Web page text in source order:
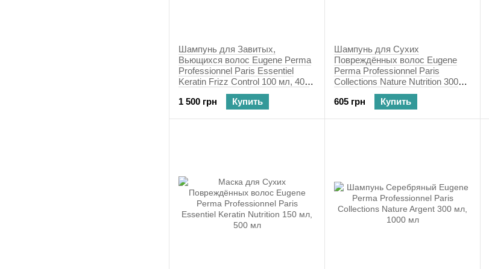
Шампунь для Завитых,
Вьющихся волос Eugene Perma
Professionnel Paris Essentiel
Keratin Frizz Control 100 мл, 400
мл, 1000 мл
1 500 грн
Купить
Шампунь для Сухих
Повреждённых волос Eugene
Perma Professionnel Paris
Collections Nature Nutrition 300
мл, 1000 мл
605 грн
Купить